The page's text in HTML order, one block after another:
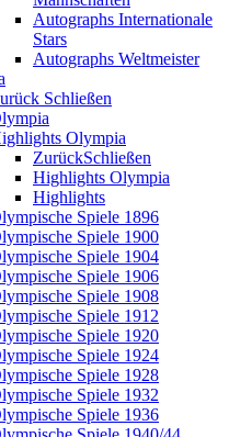
Autographs Internationale
Stars
Autographs Weltmeister
Schließen
Olympia
ZurückSchließen
Highlights Olympia
Highlights
Spiele 1896
Spiele 1900
Spiele 1904
Spiele 1906
Spiele 1908
Spiele 1912
Spiele 1920
Spiele 1924
Spiele 1928
Spiele 1932
Spiele 1936